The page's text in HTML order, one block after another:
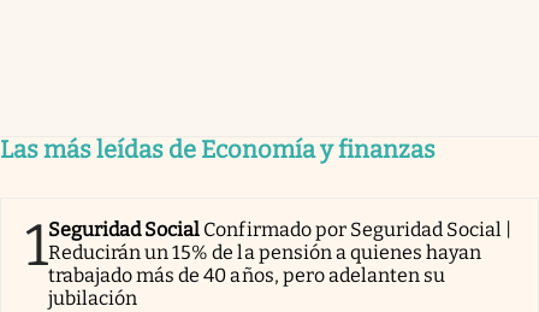
Las más leídas de Economía y finanzas
1Seguridad Social Confirmado por Seguridad Social |
Reducirán un 15% de la pensión a quienes hayan
trabajado más de 40 años, pero adelanten su
jubilación